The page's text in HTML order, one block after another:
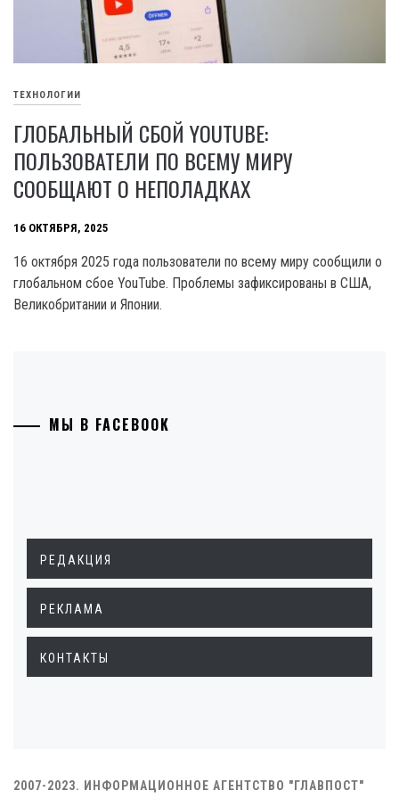
ТЕХНОЛОГИИ
ГЛОБАЛЬНЫЙ СБОЙ YOUTUBE:
ПОЛЬЗОВАТЕЛИ ПО ВСЕМУ МИРУ
СООБЩАЮТ О НЕПОЛАДКАХ
16 ОКТЯБРЯ, 2025
16 октября 2025 года пользователи по всему миру сообщили о
глобальном сбое YouTube. Проблемы зафиксированы в США,
Великобритании и Японии.
МЫ В FACEBOOK
РЕДАКЦИЯ
РЕКЛАМА
КОНТАКТЫ
2007-2023. ИНФОРМАЦИОННОЕ АГЕНТСТВО "ГЛАВПОСТ"